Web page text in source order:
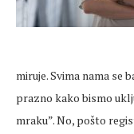
miruje. Svima nama se
prazno kako bismo
mraku”. No, pošto